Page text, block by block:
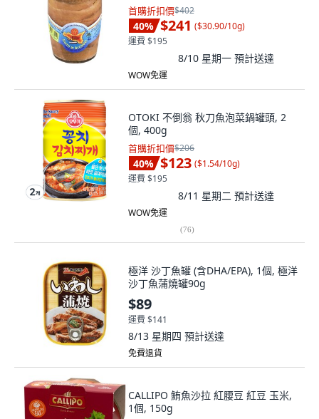
首購折扣價$402
40% $241 ($30.90/10g)
運費 $195
8/10 星期一 預計送達
WOW免運
OTOKI 不倒翁 秋刀魚泡菜鍋罐頭, 2
個, 400g
首購折扣價$206
40% $123 ($1.54/10g)
運費 $195
8/11 星期二 預計送達
WOW免運
(76)
極洋 沙丁魚罐 (含DHA/EPA), 1個, 極洋
沙丁魚蒲燒罐90g
$89
運費 $141
8/13 星期四 預計送達
免費退貨
CALLIPO 鮪魚沙拉 紅腰豆 紅豆 玉米,
1個, 150g